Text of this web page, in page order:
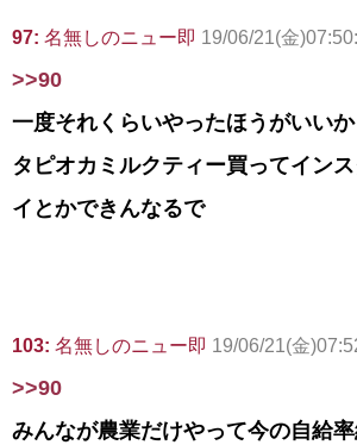
97: 名無しのニュー即 19/06/21(金
>>90
一度それくらいやったほうがいい
タピオカミルクティー買ってイン
イとかできんなるで
103: 名無しのニュー即 19/06/21(金
>>90
みんなが農業だけやって今の自給